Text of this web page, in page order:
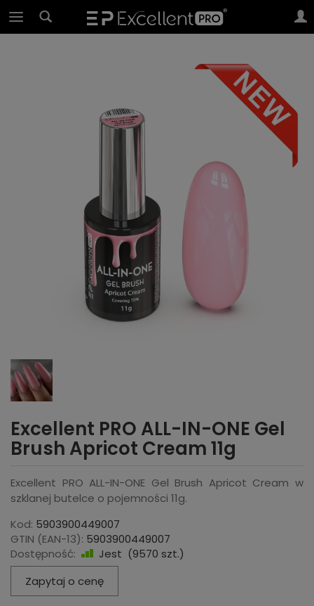
Excellent PRO ALL-IN-ONE Gel
Brush Apricot Cream 11g
Excellent PRO ALL-IN-ONE Gel Brush Apricot Cream w
szklanej butelce o pojemności 11g.
Kod: 5903900449007
GTIN (EAN-13): 5903900449007
Dostępność:
Jest (9570 szt.)
Zapytaj o cenę